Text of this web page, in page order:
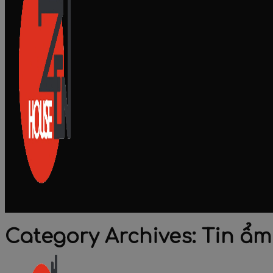
Category Archives: Tin